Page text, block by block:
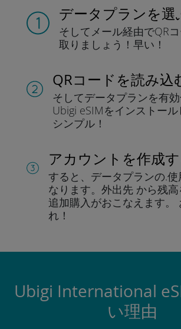
データプランを選
そしてメール経由でQR
取りましょう！早い！
QRコードを読み込
そしてデータプランを有効
Ubigi eSIMをインストール
シンプル！
アカウントを作成
すると、データプランの.使
なります。 外出先 から残高
追加購入がおこなえます。
れ！
Ubigi International
い理由